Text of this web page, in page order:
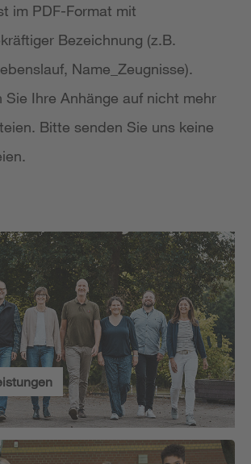
im PDF-Format mit
Bezeichnung (z.B.
Name_Zeugnisse).
Sie Ihre Anhänge auf nicht mehr
Bitte senden Sie uns keine